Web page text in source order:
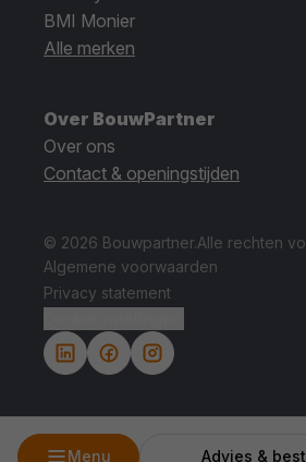
Menu Advies &
BMI Monier
Alle merken
Over BouwPartner
Over ons
Contact & openingstijden
© 2026 Bouwpartner.Alle rechten
Algemene voorwaarden
Privacy statement